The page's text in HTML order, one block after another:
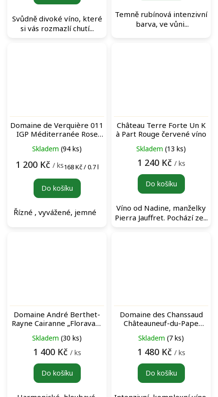
Svůdně divoké víno, které
si vás rozmazlí chutí...
Temně rubínová intenzivní
barva, ve vůni...
Domaine de Verquière 011
IGP Méditerranée Rose
víno
Skladem (94 ks)
1 200 Kč / ksMěrná
168 Kč / 0.7 l
Do košíku
Řízné , vyvážené, jemné
Château Terre Forte Un K
à Part Rouge červené víno
Skladem (13 ks)
1 240 Kč / ks
Do košíku
Víno od Nadine, manželky
Pierra Jauffret. Pochází ze...
Domaine André Berthet-
Rayne Cairanne „Floravant
Skladem (30 ks)
1 400 Kč / ks
Do košíku
Domaine des Chanssaud
Châteauneuf-du-Pape
Skladem (7 ks)
1 480 Kč / ks
Do košíku